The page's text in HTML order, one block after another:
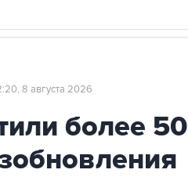
8 августа 2026
более 50